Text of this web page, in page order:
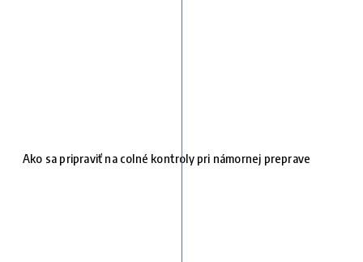
Ako sa pripraviť na colné kontroly pri námornej preprave